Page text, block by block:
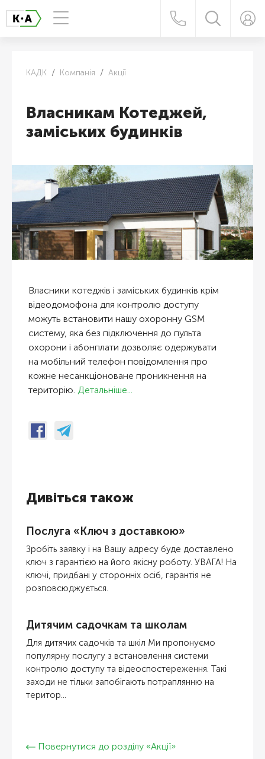
КАДК Компанія Акції
Власникам Котеджей,
заміських будинків
Власники котеджів і заміських будинків крім
відеодомофона для контролю доступу
можуть встановити нашу охоронну GSM
систему, яка без підключення до пульта
охорони і абонплати дозволяє одержувати
на мобільний телефон повідомлення про
кожне несанкціоноване проникнення на
територію. Детальніше...
Дивіться також
Послуга «Ключ з доставкою»
Зробіть заявку і на Вашу адресу буде доставлено
ключ з гарантією на його якісну роботу. УВАГА! На
ключі, придбані у сторонніх осіб, гарантія не
розповсюджується.
Дитячим садочкам та школам
Для дитячих садочків та шкіл Ми пропонуємо
популярну послугу з встановлення системи
контролю доступу та відеоспостереження. Такі
заходи не тільки запобігають потраплянню на
територ...
Повернутися до розділу «Акції»